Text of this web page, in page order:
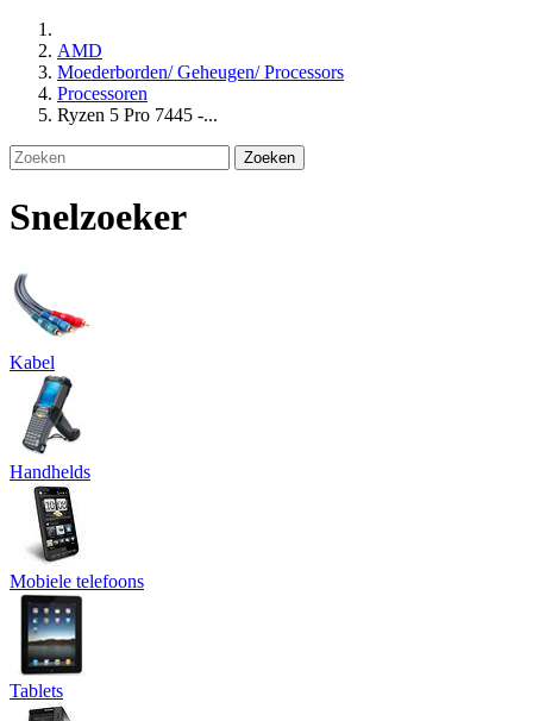
AMD
Moederborden/ Geheugen/ Processors
Processoren
Ryzen 5 Pro 7445 -...
Zoeken
Snelzoeker
Kabel
Handhelds
Mobiele telefoons
Tablets